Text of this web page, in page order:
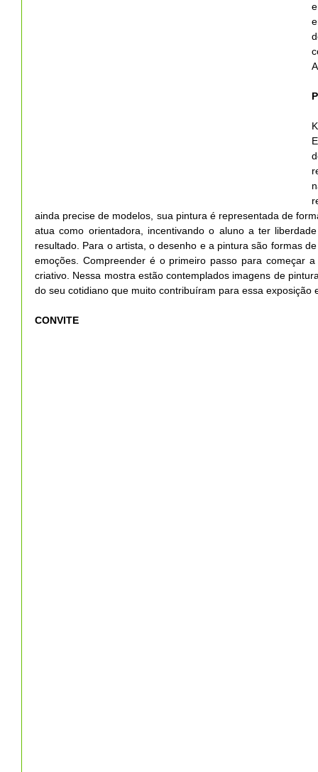
ainda precise de modelos, sua pintura é representada de
atua como orientadora, incentivando o aluno a ter
resultado. Para o artista, o desenho e a pintura são formas
emoções. Compreender é o primeiro passo para começar
criativo. Nessa mostra estão contemplados imagens de
do seu cotidiano que muito contribuíram para essa exposição
CONVITE